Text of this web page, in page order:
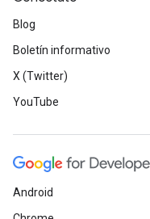
Blog
Boletín informativo
X (Twitter)
YouTube
Android